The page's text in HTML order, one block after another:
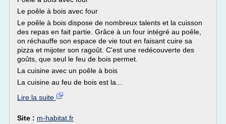
Le poêle à bois avec four
Le poêle à bois dispose de nombreux talents et la cuisson
des repas en fait partie. Grâce à un four intégré au poêle,
on réchauffe son espace de vie tout en faisant cuire sa
pizza et mijoter son ragoût. C'est une redécouverte des
goûts, que seul le feu de bois permet.
La cuisine avec un poêle à bois
La cuisine au feu de bois est la...
Lire la suite
Site : m-habitat.fr